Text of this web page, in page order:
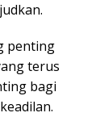
penting
terus
bagi